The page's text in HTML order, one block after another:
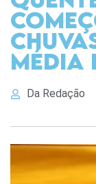
média
Da Redação